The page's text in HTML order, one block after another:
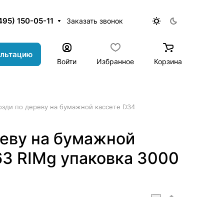
150-05-11 Заказать звонок
Войти Избранное Корзина
по дереву на бумажной кассете D34
на бумажной
RIMg упаковка 3000